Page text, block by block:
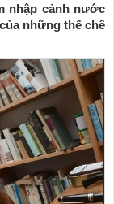
nhập cảnh nước
những thể chế